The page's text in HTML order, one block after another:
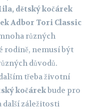
dětský kočárek
Adbor Tori Classic
různých
rodině, nemusí být
důvodů.
třeba životní
kočárekbude pro
další záležitosti